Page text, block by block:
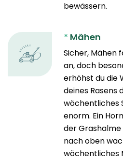
bewässern.
* Mähen
Sicher, Mähen
an, doch
erhöhst du die
deines Rasens
wöchentliches
enorm. Ein
der Grashalme
nach oben
wöchentliches